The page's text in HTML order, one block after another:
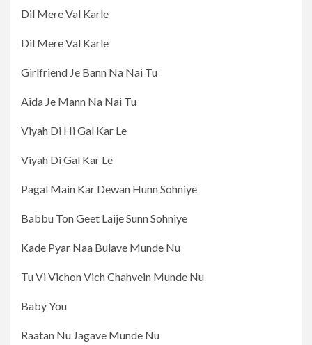
Dil Mere Val Karle
Dil Mere Val Karle
Girlfriend Je Bann Na Nai Tu
Aida Je Mann Na Nai Tu
Viyah Di Hi Gal Kar Le
Viyah Di Gal Kar Le
Pagal Main Kar Dewan Hunn Sohniye
Babbu Ton Geet Laije Sunn Sohniye
Kade Pyar Naa Bulave Munde Nu
Tu Vi Vichon Vich Chahvein Munde Nu
Baby You
Raatan Nu Jagave Munde Nu